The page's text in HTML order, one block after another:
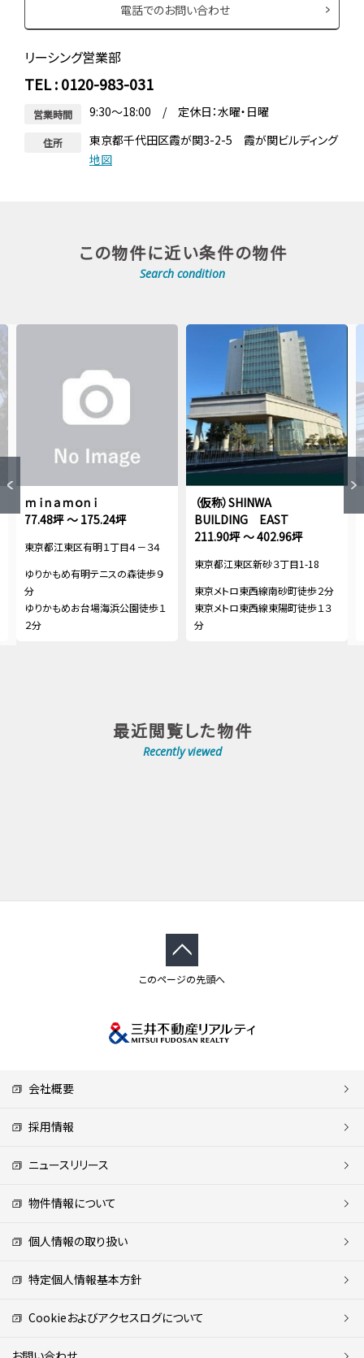
電話でのお問い合わせ
リーシング営業部
TEL : 0120-983-031
営業時間 9:30～18:00 / 定休日：水曜・日曜
住所
東京都千代田区霞が関3-2-5 霞が関ビルディング
地図
この物件に近い条件の物件
Search condition
ｍｉｎａｍｏｎｉ
77.48坪 ～ 175.24坪
東京都江東区有明１丁目４－３４
ゆりかもめ有明テニスの森徒歩９
分
ゆりかもめお台場海浜公園徒歩１
２分
（仮称）SHINWA
BUILDING EAST
211.90坪 ～ 402.96坪
東京都江東区新砂３丁目1-18
東京メトロ東西線南砂町徒歩２分
東京メトロ東西線東陽町徒歩１３
分
最近閲覧した物件
Recently viewed
このページの先頭へ
会社概要
採用情報
ニュースリリース
物件情報について
個人情報の取り扱い
特定個人情報基本方針
Cookieおよびアクセスログについて